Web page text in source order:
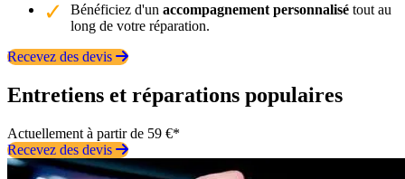
Bénéficiez d'un accompagnement personnalisé tout au
long de votre réparation.
Recevez des devis
Entretiens et réparations populaires
Actuellement à partir de 59 €*
Recevez des devis